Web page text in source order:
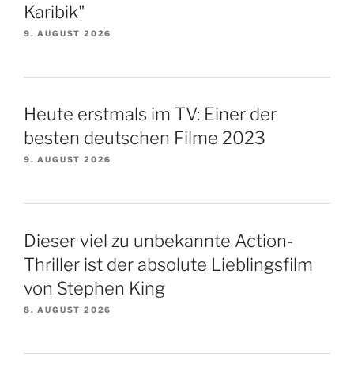
Karibik"
9. AUGUST 2026
Heute erstmals im TV: Einer der
besten deutschen Filme 2023
9. AUGUST 2026
Dieser viel zu unbekannte Action-
Thriller ist der absolute Lieblingsfilm
von Stephen King
8. AUGUST 2026